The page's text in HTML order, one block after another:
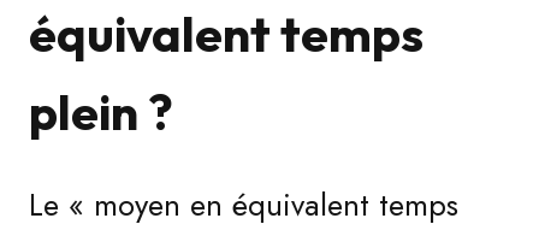
équivalent temps
plein ?
Le « moyen en équivalent temps